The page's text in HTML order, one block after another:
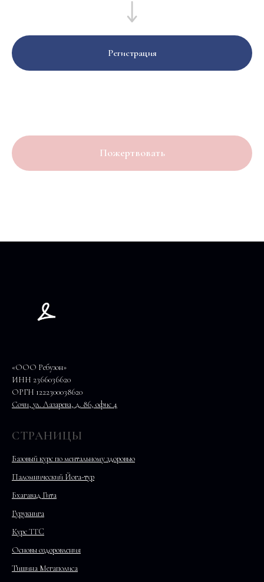
Регистрация
Пожертвовать
«ООО Ребузон»
ИНН 2366036620
ОРГН 1222300038620
Сочи, ул. Лазарева, д. 86, офис 4
СТРАНИЦЫ
Базовый курс по ментальному здоровью
Паломнический Йога-тур
Бхагавад Гита
Гурукнига
Курс TTC
Основы оздоровления
Тишина Мегаполиса